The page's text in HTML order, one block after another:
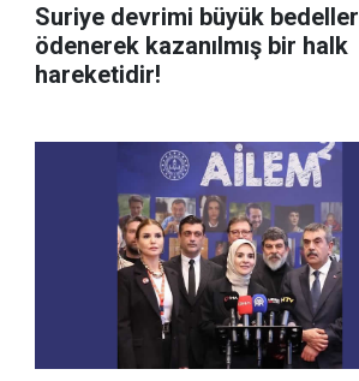
Suriye devrimi büyük bedeller
ödenerek kazanılmış bir halk
hareketidir!